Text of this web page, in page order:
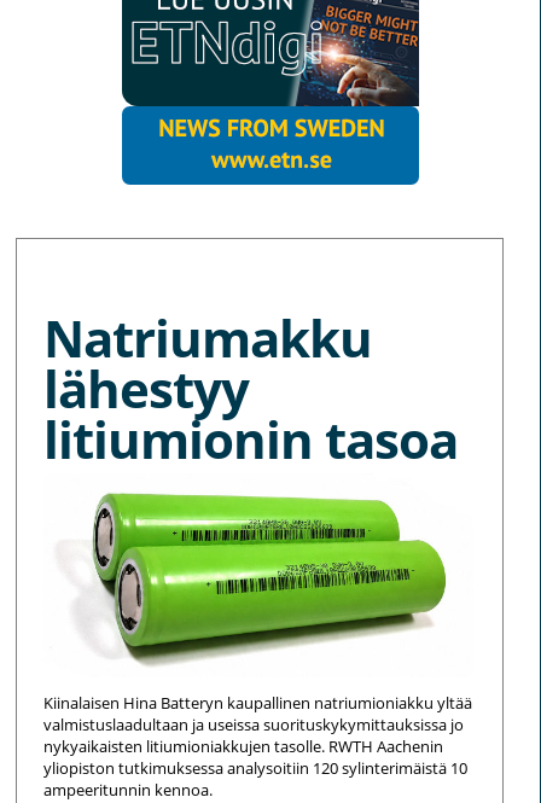
Natriumakku
lähestyy
litiumionin tasoa
Kiinalaisen Hina Batteryn kaupallinen natriumioniakku yltää
valmistuslaadultaan ja useissa suorituskykymittauksissa jo
nykyaikaisten litiumioniakkujen tasolle. RWTH Aachenin
yliopiston tutkimuksessa analysoitiin 120 sylinterimäistä 10
ampeeritunnin kennoa.